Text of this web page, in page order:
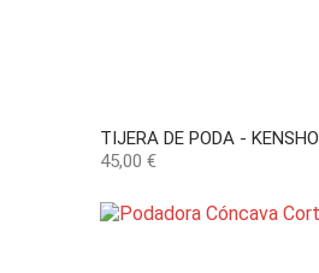
TIJERA DE PODA - KENSHO
Precio
45,00 €